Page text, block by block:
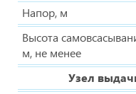
Напор, м
Высота
м, не менее
Узел